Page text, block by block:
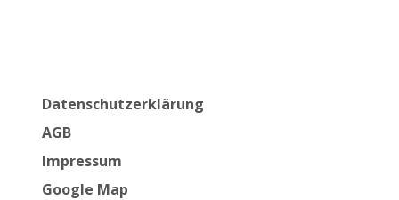
Datenschutzerklärung
AGB
Impressum
Google Map